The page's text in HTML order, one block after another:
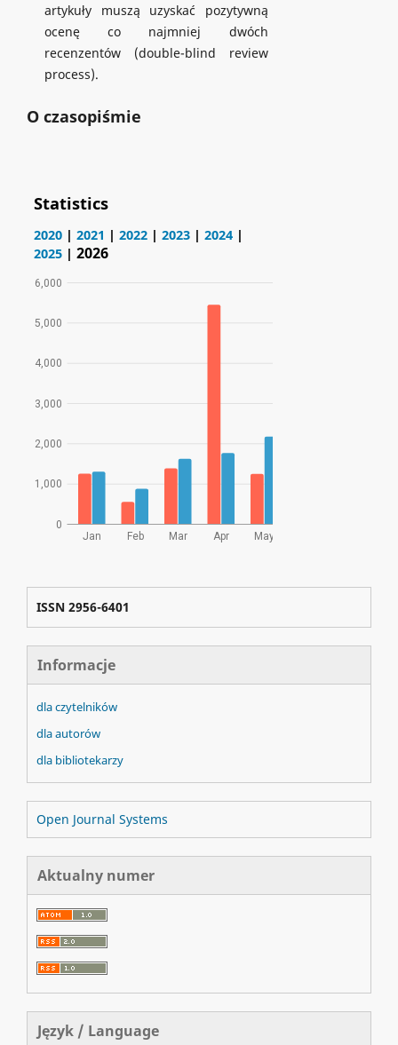
artykuły muszą uzyskać pozytywną
ocenę co najmniej dwóch
recenzentów (double-blind review
process).
O czasopiśmie
ISSN 2956-6401
Informacje
dla czytelników
dla autorów
dla bibliotekarzy
Open Journal Systems
Aktualny numer
Język / Language